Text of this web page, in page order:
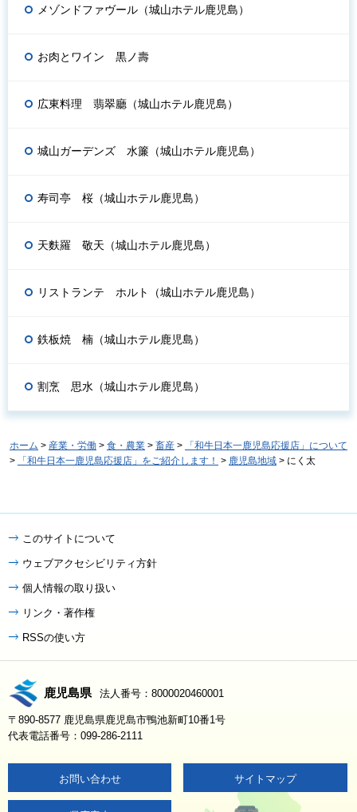
メゾンドファヴール（城山ホテル鹿児島）
お肉とワイン 黒ノ壽
広東料理 翡翠廳（城山ホテル鹿児島）
城山ガーデンズ 水簾（城山ホテル鹿児島）
寿司亭 桜（城山ホテル鹿児島）
天麩羅 敬天（城山ホテル鹿児島）
リストランテ ホルト（城山ホテル鹿児島）
鉄板焼 楠（城山ホテル鹿児島）
割烹 思水（城山ホテル鹿児島）
ホーム > 産業・労働 > 食・農業 > 畜産 >
「和牛日本一鹿児島応援店」について
>
「和牛日本一鹿児島応援店」をご紹介します！ > 鹿児島地域 > にく太
このサイトについて
ウェブアクセシビリティ方針
個人情報の取り扱い
リンク・著作権
RSSの使い方
鹿児島県 法人番号：8000020460001
〒890-8577 鹿児島県鹿児島市鴨池新町10番1号
代表電話番号：099-286-2111
お問い合わせ サイトマップ